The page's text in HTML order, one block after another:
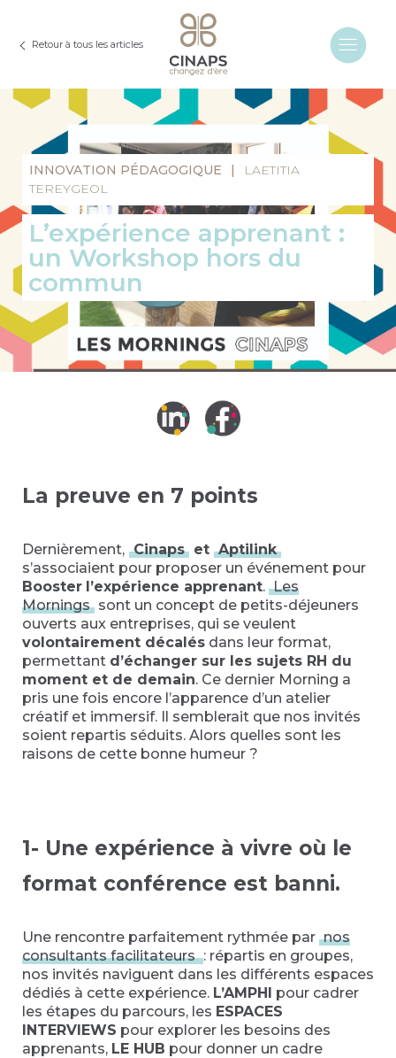
Retour à tous les articles
INNOVATION PÉDAGOGIQUE |
LAETITIA
TEREYGEOL
L’expérience apprenant :
un Workshop hors du
commun
La preuve en 7 points
Dernièrement, Cinaps et Aptilink
s’associaient pour proposer un événement pour
Booster l’expérience apprenant. Les
Mornings sont un concept de petits-déjeuners
ouverts aux entreprises, qui se veulent
volontairement décalés dans leur format,
permettant d’échanger sur les sujets RH du
moment et de demain. Ce dernier Morning a
pris une fois encore l’apparence d’un atelier
créatif et immersif. Il semblerait que nos invités
soient repartis séduits. Alors quelles sont les
raisons de cette bonne humeur ?
1- Une expérience à vivre où le
format conférence est banni.
Une rencontre parfaitement rythmée par nos
consultants facilitateurs : répartis en groupes,
nos invités naviguent dans les différents espaces
dédiés à cette expérience. L’AMPHI pour cadrer
les étapes du parcours, les ESPACES
INTERVIEWS pour explorer les besoins des
apprenants, LE HUB pour donner un cadre